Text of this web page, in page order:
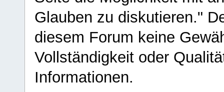
Glauben zu diskutieren."
diesem Forum keine
Vollständigkeit oder
Informationen.